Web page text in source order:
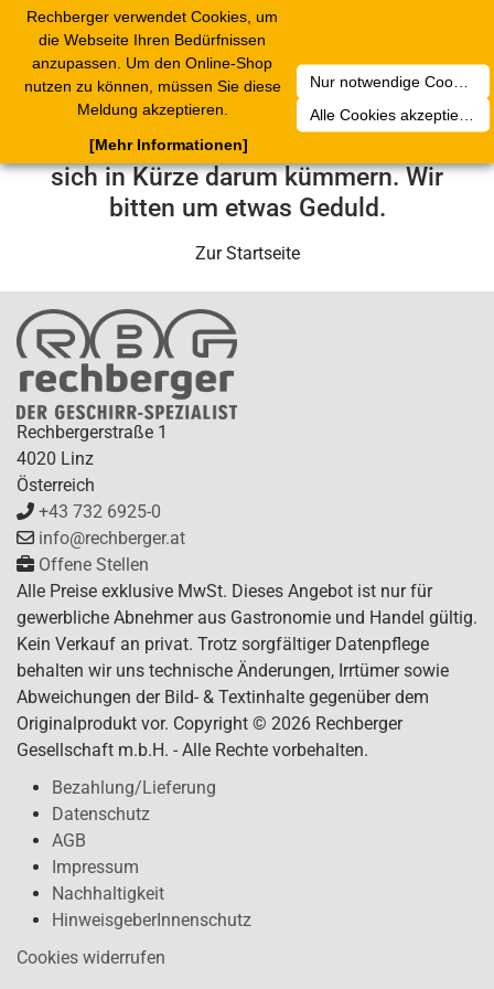
Rechberger verwendet Cookies, um
die Webseite Ihren Bedürfnissen
anzupassen. Um den Online-Shop
nutzen zu können, müssen Sie diese
Meldung akzeptieren.
Nur notwendige Cookies akzeptieren
Alle Cookies akzeptieren
[Mehr Informationen]
Leider ist ein technischer Fehler
aufgetreten. Unser Service-Team wird
sich in Kürze darum kümmern. Wir
bitten um etwas Geduld.
Zur Startseite
Rechbergerstraße 1
4020 Linz
Österreich
+43 732 6925-0
info@rechberger.at
Offene Stellen
Alle Preise exklusive MwSt. Dieses Angebot ist nur für
gewerbliche Abnehmer aus Gastronomie und Handel gültig.
Kein Verkauf an privat. Trotz sorgfältiger Datenpflege
behalten wir uns technische Änderungen, Irrtümer sowie
Abweichungen der Bild- & Textinhalte gegenüber dem
Originalprodukt vor. Copyright © 2026 Rechberger
Gesellschaft m.b.H. - Alle Rechte vorbehalten.
Bezahlung/Lieferung
Datenschutz
AGB
Impressum
Nachhaltigkeit
HinweisgeberInnenschutz
Cookies widerrufen